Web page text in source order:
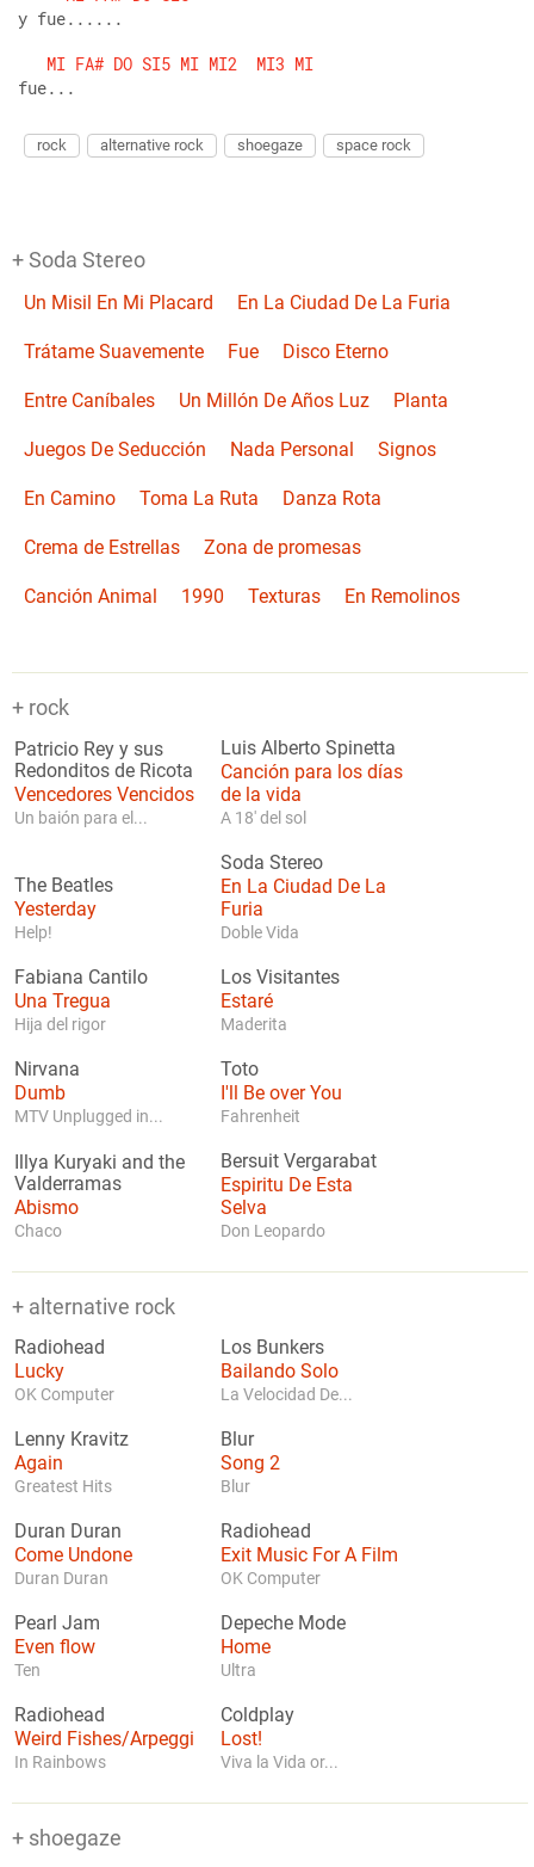
y fue......
MI FA# DO SI5 MI MI2 MI3 MI
fue...
rock alternative rock shoegaze space rock
+ Soda Stereo
Un Misil En Mi Placard En La Ciudad De La Furia
Trátame Suavemente Fue Disco Eterno
Entre Caníbales Un Millón De Años Luz Planta
Juegos De Seducción Nada Personal Signos
En Camino Toma La Ruta Danza Rota
Crema de Estrellas Zona de promesas
Canción Animal 1990 Texturas En Remolinos
+ rock
Patricio Rey y sus
Redonditos de Ricota
Vencedores Vencidos
Un baión para el...
Luis Alberto Spinetta
Canción para los días
de la vida
A 18' del sol
The Beatles
Yesterday
Help!
Soda Stereo
En La Ciudad De La
Furia
Doble Vida
Fabiana Cantilo
Una Tregua
Hija del rigor
Los Visitantes
Estaré
Maderita
Nirvana
Dumb
MTV Unplugged in...
Toto
I'll Be over You
Fahrenheit
Illya Kuryaki and the
Valderramas
Abismo
Chaco
Bersuit Vergarabat
Espiritu De Esta
Selva
Don Leopardo
+ alternative rock
Radiohead
Lucky
OK Computer
Los Bunkers
Bailando Solo
La Velocidad De...
Lenny Kravitz
Again
Greatest Hits
Blur
Song 2
Blur
Duran Duran
Come Undone
Duran Duran
Radiohead
Exit Music For A Film
OK Computer
Pearl Jam
Even flow
Ten
Depeche Mode
Home
Ultra
Radiohead
Weird Fishes/Arpeggi
In Rainbows
Coldplay
Lost!
Viva la Vida or...
+ shoegaze